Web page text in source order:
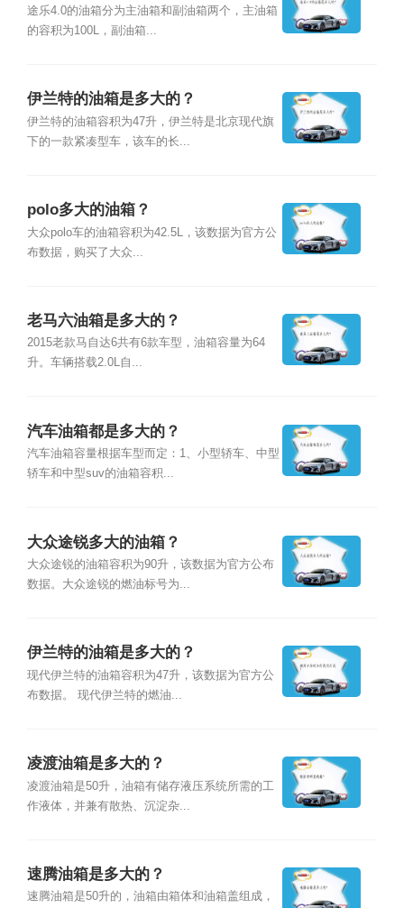
途乐4.0的油箱分为主油箱和副油箱两个，主油箱
的容积为100L，副油箱...
伊兰特的油箱是多大的？
伊兰特的油箱容积为47升，伊兰特是北京现代旗
下的一款紧凑型车，该车的长...
polo多大的油箱？
大众polo车的油箱容积为42.5L，该数据为官方公
布数据，购买了大众...
老马六油箱是多大的？
2015老款马自达6共有6款车型，油箱容量为64
升。车辆搭载2.0L自...
汽车油箱都是多大的？
汽车油箱容量根据车型而定：1、小型轿车、中型
轿车和中型suv的油箱容积...
大众途锐多大的油箱？
大众途锐的油箱容积为90升，该数据为官方公布
数据。大众途锐的燃油标号为...
伊兰特的油箱是多大的？
现代伊兰特的油箱容积为47升，该数据为官方公
布数据。 现代伊兰特的燃油...
凌渡油箱是多大的？
凌渡油箱是50升，油箱有储存液压系统所需的工
作液体，并兼有散热、沉淀杂...
速腾油箱是多大的？
速腾油箱是50升的，油箱由箱体和油箱盖组成，